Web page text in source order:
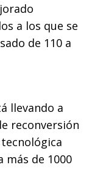
a los que se
de 110 a
llevando a
reconversión
más de 1000